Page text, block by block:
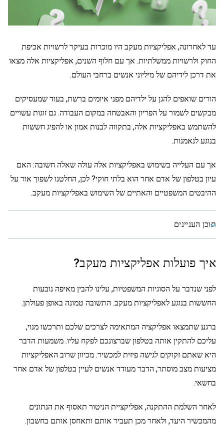
עד לאחרונה, אפליקציות מעקב היו מוכרות בעיקר לרשויות אכיפת
החוק ולרשויות ממשלתיות. אך עם חלוף השנים, אפליקציות אלה מצאו
את דרכן לידיהם של מיליוני אנשים ברחבי העולם.
הורים שואפים להגן על ילדיהם מפני איומים ברשת, בעוד שמעסיקים
מבקשים לשמור על הפריון והאבטחה במקום העבודה. גם זוגות עשויים
להשתמש באפליקציות אלה, בתקווה לבנות אמון או להפיג חששות
בנוגע לנאמנות.
אך עם העלייה בשימוש באפליקציות אלה עולה שאלה חשובה: האם
עיון בטלפון של אדם אחר הוא בלתי חוקי? לכן, החלטנו לשפוך אור על
ההיבטים המשפטיים והאתיים של השימוש באפליקציות מעקב.
תוכן העניינים
איך פועלות אפליקציות מעקב?
לפני שנדבר על הסוגיות המשפטיות, עלינו להבין מאיפה נובעות
החששות בנוגע לאפליקציות מעקב. התשובה טמונה באופן פעולתן.
ברגע שתמצאו אפליקציה המתאימה לצרכים שלכם ותרכשו מנוי,
עליכם להתקין אותה בטלפון שברצונכם לפקח עליו. משמעות הדבר
היא שאתם זקוקים לגישה פיזית למכשיר. מכיוון שרוב האפליקציות
מציעות מצב מוסתר, הדבר מעודד אנשים לעיין בטלפון של אדם אחר
בחשאי.
לאחר השלמת ההתקנה, אפליקציית הניטור תאסוף את הנתונים
מהמכשיר היעד, ולאחר מכן תעביר אותם ותאחסן אותם בחשבון.